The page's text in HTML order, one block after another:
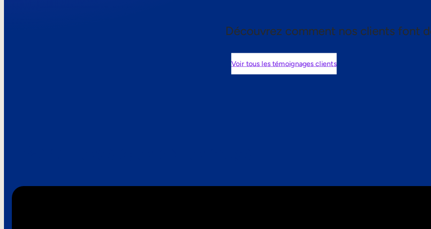
Découvrez comment nos clients font
Voir tous les témoignages clients